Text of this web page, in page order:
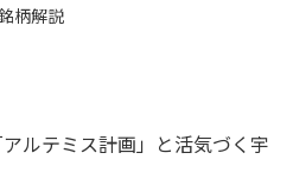
柄解説
ルテミス計画」と活気づく宇